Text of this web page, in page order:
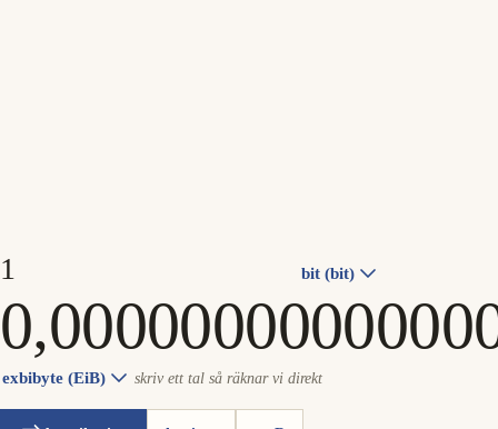
bit (bit)
exbibyte (EiB) skriv ett tal så räknar vi direkt